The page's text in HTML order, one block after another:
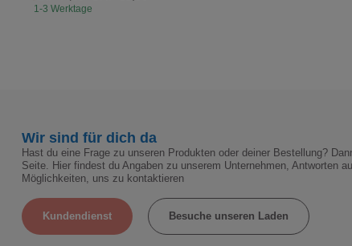
1-3 Werktage
Wir sind für dich da
Hast du eine Frage zu unseren Produkten oder deiner Bestellung?
Seite. Hier findest du Angaben zu unserem Unternehmen, Antworten
Möglichkeiten, uns zu kontaktieren
Kundendienst Besuche unseren Laden